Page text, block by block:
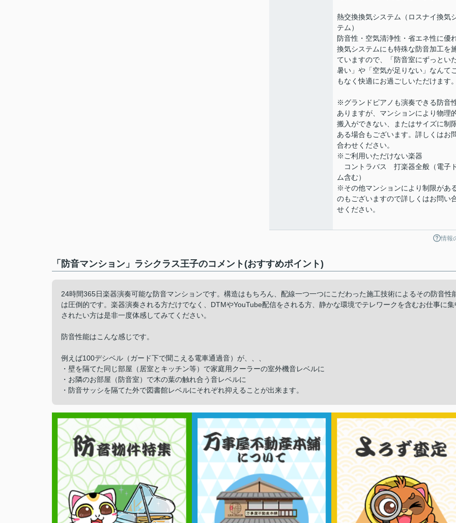
熱交換換気システム（ロスナイ換気
テム）
防音性・空気清浄性・省エネ性に優
換気システムにも特殊な防音加工を
ていますので、「防音室にずっとい
暑い」や「空気が足りない」なんて
もなく快適にお過ごしいただけます
※グランドピアノも演奏できる防音
ありますが、マンションにより物理
搬入ができない、またはサイズに制
ある場合もございます。詳しくはお
合わせください。
※ご利用いただけない楽器
コントラバス 打楽器全般（電子
ム含む）
※その他マンションにより制限があ
のもございますので詳しくはお問い
せください。
情報
「防音マンション」ラシクラス王子のコメント(おすすめポイント)
24時間365日楽器演奏可能な防音マンションです。構造はもちろん、配線一つ一つにこだわった施工技術によるその防音性
は圧倒的です。楽器演奏される方だけでなく、DTMやYouTube配信をされる方、静かな環境でテレワークを含むお仕事に集
されたい方は是非一度体感してみてください。
防音性能はこんな感じです。
例えば100デシベル（ガード下で聞こえる電車通過音）が、、、
・壁を隔てた同じ部屋（居室とキッチン等）で家庭用クーラーの室外機音レベルに
・お隣のお部屋（防音室）で木の葉の触れ合う音レベルに
・防音サッシを隔てた外で図書館レベルにそれぞれ抑えることが出来ます。